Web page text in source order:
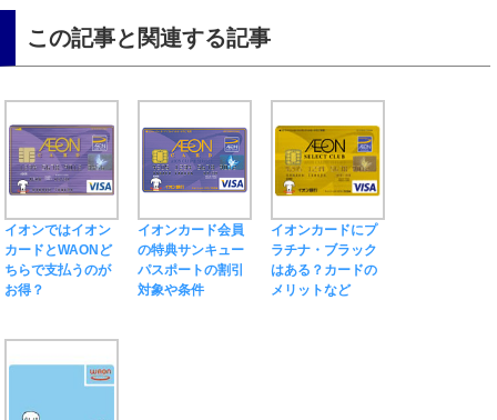
この記事と関連する記事
イオンではイオン
カードとWAONど
ちらで支払うのが
お得？
イオンカード会員
の特典サンキュー
パスポートの割引
対象や条件
イオンカードにプ
ラチナ・ブラック
はある？カードの
メリットなど